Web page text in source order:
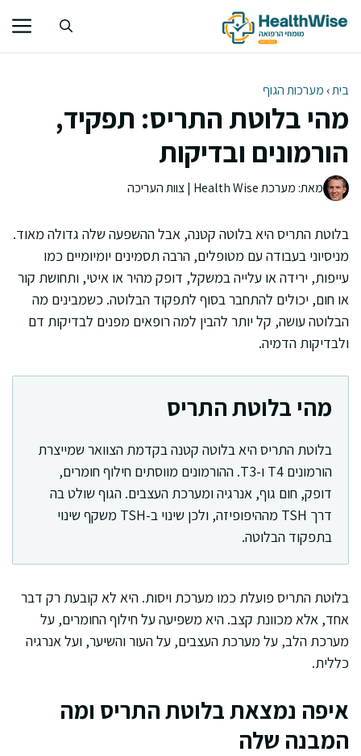
לתוכן
בית› מערכות הגוף
מהי בלוטת התריס: תפקיד,
הורמונים ובדיקות
מאת: מערכת Health Wise | צוות העריכה
בלוטת התריס היא בלוטה קטנה, אבל ההשפעה שלה גדולה מאוד.
מניסיוני בעבודה עם מטופלים, הרבה תסמינים יומיומיים כמו
עייפות, ירידה או עלייה במשקל, דופק מהיר או איטי, ותחושת קור
או חום, יכולים להתחבר בסוף לתפקוד הבלוטה. כשמבינים מה
הבלוטה עושה, קל יותר להבין למה רופאים מפנים לבדיקות דם
ולבדיקות הדמיה.
מהי בלוטת התריס
בלוטת התריס היא בלוטה קטנה בקדמת הצוואר שמייצרת
הורמונים T4 ו-T3. ההורמונים מווסתים חילוף חומרים,
דופק, חום גוף, אנרגיה ומערכת העצבים. הגוף שולט בה
דרך TSH מההיפופיזה, ולכן שינוי ב-TSH משקף שינוי
בתפקוד הבלוטה.
בלוטת התריס פועלת כמו מערכת ויסות. היא לא קובעת רק דבר
אחד, אלא מכוונת קצב. היא משפיעה על חילוף החומרים, על
מערכת הלב, על מערכת העצבים, על העור והשיער, ועל אנרגיה
כללית.
איפה נמצאת בלוטת התריס ומה
המבנה שלה